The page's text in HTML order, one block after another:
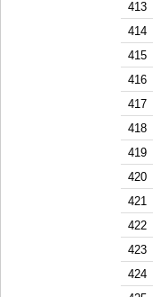
413
414
415
416
417
418
419
420
421
422
423
424